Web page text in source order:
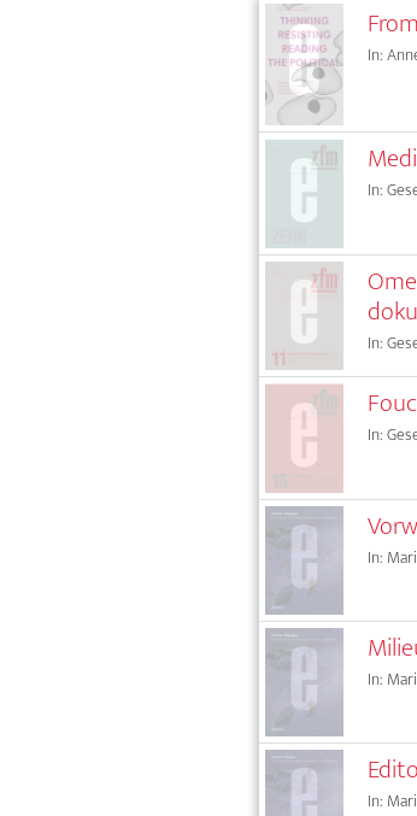
In:
In:
In:
In:
In:
In:
In: